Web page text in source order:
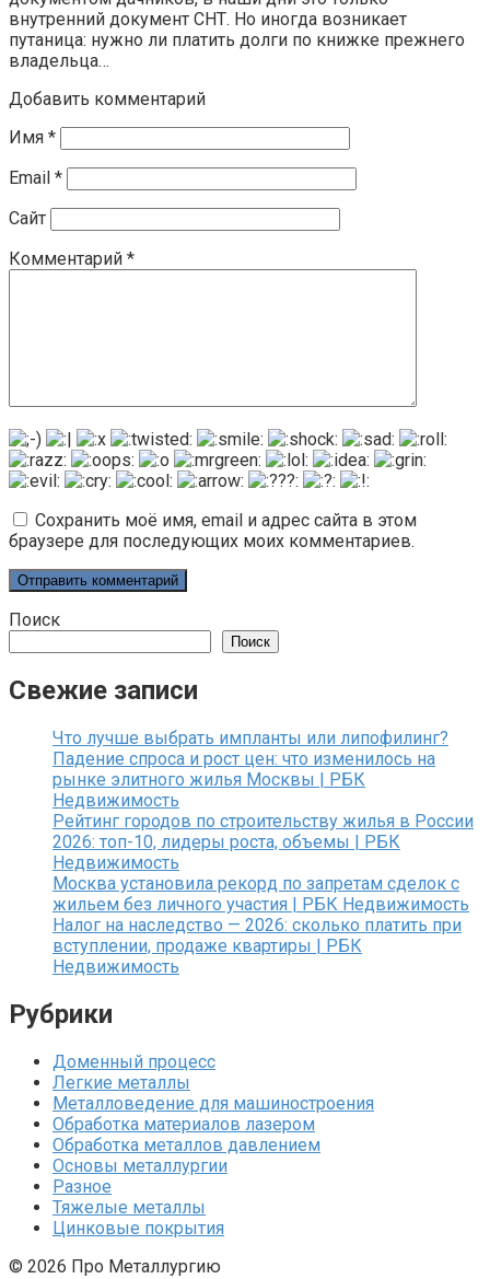
внутренний документ СНТ. Но иногда возникает
путаница: нужно ли платить долги по книжке прежнего
владельца…
Добавить комментарий
Имя *
Email *
Сайт
Комментарий *
Сохранить моё имя, email и адрес сайта в этом
браузере для последующих моих комментариев.
Поиск
Поиск
Свежие записи
Что лучше выбрать импланты или липофилинг?
Падение спроса и рост цен: что изменилось на
рынке элитного жилья Москвы | РБК
Недвижимость
Рейтинг городов по строительству жилья в России
2026: топ-10, лидеры роста, объемы | РБК
Недвижимость
Москва установила рекорд по запретам сделок с
жильем без личного участия | РБК Недвижимость
Налог на наследство — 2026: сколько платить при
вступлении, продаже квартиры | РБК
Недвижимость
Рубрики
Доменный процесс
Легкие металлы
Металловедение для машиностроения
Обработка материалов лазером
Обработка металлов давлением
Основы металлургии
Разное
Тяжелые металлы
Цинковые покрытия
© 2026 Про Металлургию